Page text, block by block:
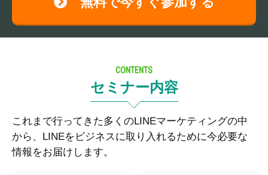
CONTENTS
セミナー内容
これまで行ってきた多くのLINEマーケティングの中
から、LINEをビジネスに取り入れるために今必要な
情報をお届けします。